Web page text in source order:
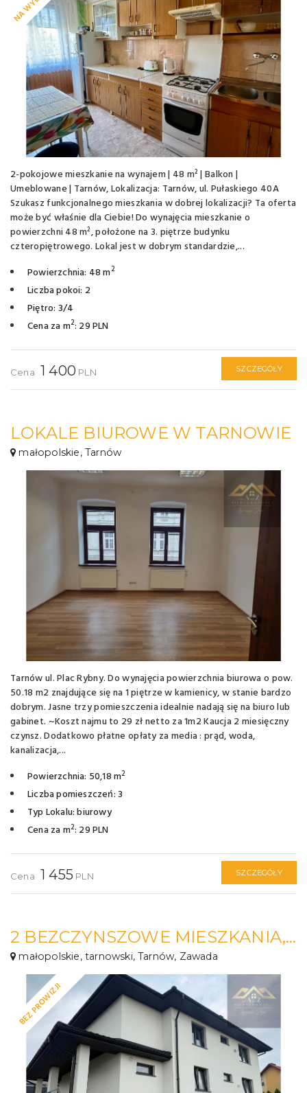
2-pokojowe mieszkanie na wynajem | 48 m² | Balkon |
Umeblowane | Tarnów, Lokalizacja: Tarnów, ul. Pułaskiego 40A
Szukasz funkcjonalnego mieszkania w dobrej lokalizacji? Ta oferta
może być właśnie dla Ciebie! Do wynajęcia mieszkanie o
powierzchni 48 m², położone na 3. piętrze budynku
czteropiętrowego. Lokal jest w dobrym standardzie,...
Powierzchnia: 48 m2
Liczba pokoi: 2
Piętro: 3/4
Cena za m2: 29 PLN
Cena 1 400 PLN SZCZEGÓŁY
LOKALE BIUROWE W TARNOWIE
małopolskie, Tarnów
Tarnów ul. Plac Rybny. Do wynajęcia powierzchnia biurowa o pow.
50.18 m2 znajdujące się na 1 piętrze w kamienicy, w stanie bardzo
dobrym. Jasne trzy pomieszczenia idealnie nadają się na biuro lub
gabinet. ~Koszt najmu to 29 zł netto za 1m2 Kaucja 2 miesięczny
czynsz. Dodatkowo płatne opłaty za media : prąd, woda,
kanalizacja,...
Powierzchnia: 50,18 m2
Liczba pomieszczeń: 3
Typ Lokalu: biurowy
Cena za m2: 29 PLN
Cena 1 455 PLN SZCZEGÓŁY
2 BEZCZYNSZOWE MIESZKANIA, PO REMONCIE W ZAWADZIE K/TARNOWA
małopolskie, tarnowski, Tarnów, Zawada
BEZ PROWIZJI